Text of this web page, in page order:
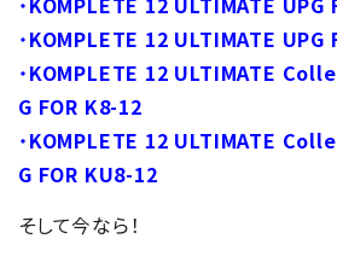
・KOMPLETE 12 ULTIMATE UPG
・KOMPLETE 12 ULTIMATE
G FOR K8-12
・KOMPLETE 12 ULTIMATE
G FOR KU8-12
そして今なら！